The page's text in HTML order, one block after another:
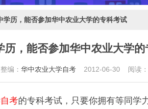
学历，能否参加华中农业大学的专科考试
历，能否参加华中农业大学
整编： 华中农业大学自考 2012-06-30 阅读：
考的专科考试，只要你拥有等同学